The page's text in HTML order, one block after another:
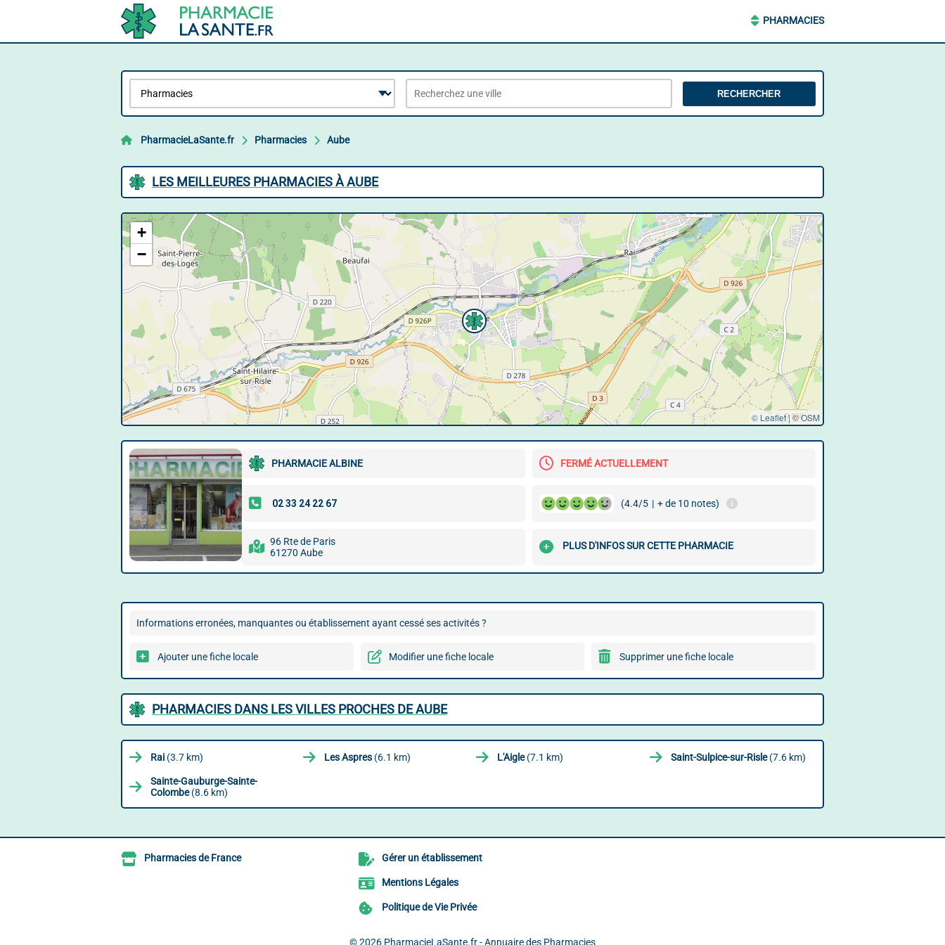
PHARMACIES
RECHERCHER
PharmacieLaSante.fr Pharmacies Aube
LES MEILLEURES PHARMACIES À AUBE
+
−
© Leaflet|©OSM
PHARMACIE ALBINE FERMÉ ACTUELLEMENT
(4.4/5 | + de 10 notes)
96 Rte de Paris
61270 Aube
PLUS D'INFOS SUR CETTE PHARMACIE
Informations erronées, manquantes ou établissement ayant cessé ses activités ?
Ajouter une fiche locale Modifier une fiche locale Supprimer une fiche locale
PHARMACIES DANS LES VILLES PROCHES DE AUBE
Rai (3.7 km) Les Aspres(6.1 km) L'Aigle(7.1 km) Saint-Sulpice-sur-Risle(7.6 km)
Sainte-Gauburge-Sainte-
Colombe(8.6 km)
Pharmacies de France Gérer un établissement
Mentions Légales
Politique de Vie Privée
© 2026 PharmacieLaSante.fr - Annuaire des Pharmacies